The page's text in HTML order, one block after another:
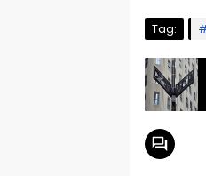
Tag: